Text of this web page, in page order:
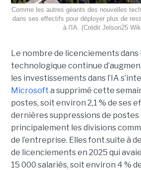
Comme les autres géants des nouvelles
dans ses effectifs pour déployer plus de
à l'IA. (Crédit Jelson25
Le nombre de licenciements
technologique continue
les investissements dans l’IA
Microsoft a supprimé cette
postes, soit environ 2,1 % de ses
dernières suppressions de
principalement les divisions
de l’entreprise. Elles font suite à
de licenciements en 2025 qui
15 000 salariés, soit environ 4 %